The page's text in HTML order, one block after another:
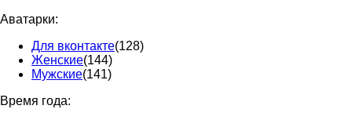
Аватарки:
Для вконтакте(128)
Женские(144)
Мужские(141)
Время года: